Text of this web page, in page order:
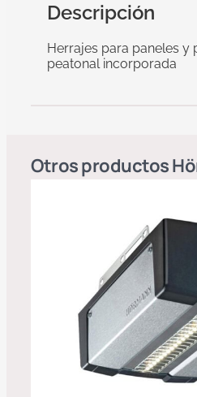
Descripción
Herrajes para paneles y
peatonal incorporada
Otros productos